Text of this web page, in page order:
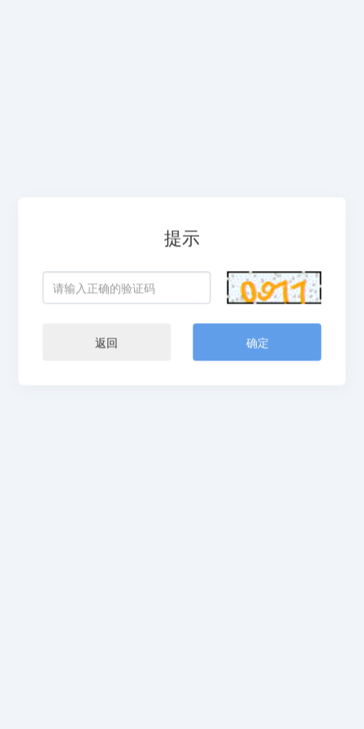
提示
返回 确定